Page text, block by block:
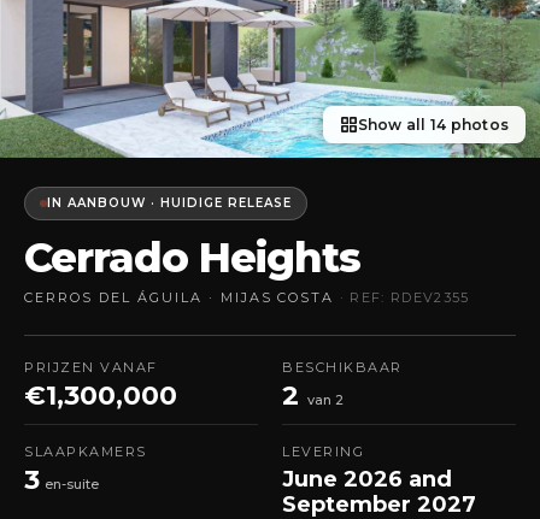
Show all 14 photos
IN AANBOUW · HUIDIGE RELEASE
Cerrado Heights
CERROS DEL ÁGUILA · MIJAS COSTA · REF: RDEV2355
PRIJZEN VANAF
€1,300,000
BESCHIKBAAR
2 van 2
SLAAPKAMERS
3 en-suite
LEVERING
June 2026 and
September 2027